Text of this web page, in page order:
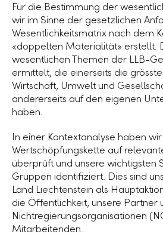
Für die Bestimmung der
wir im Sinne der gesetzlichen
Wesentlichkeitsmatrix nach dem
«doppelten Materialität» erstellt.
wesentlichen Themen der LLB-
ermittelt, die einerseits die
Wirtschaft, Umwelt und
andererseits auf den eigenen
haben.
In einer Kontextanalyse haben
Wertschöpfungskette auf
überprüft und unsere wichtigsten
Gruppen identifiziert. Dies sind
Land Liechtenstein als
die Öffentlichkeit, unsere Partner
Nichtregierungsorganisationen
Mitarbeitenden.